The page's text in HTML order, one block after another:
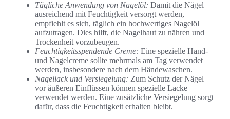
Tägliche Anwendung von Nagelöl: Damit die Nägel
ausreichend mit Feuchtigkeit versorgt werden,
empfiehlt es sich, täglich ein hochwertiges Nagelöl
aufzutragen. Dies hilft, die Nagelhaut zu nähren und
Trockenheit vorzubeugen.
Feuchtigkeitsspendende Creme: Eine spezielle Hand-
und Nagelcreme sollte mehrmals am Tag verwendet
werden, insbesondere nach dem Händewaschen.
Nagellack und Versiegelung: Zum Schutz der Nägel
vor äußeren Einflüssen können spezielle Lacke
verwendet werden. Eine zusätzliche Versiegelung sorgt
dafür, dass die Feuchtigkeit erhalten bleibt.